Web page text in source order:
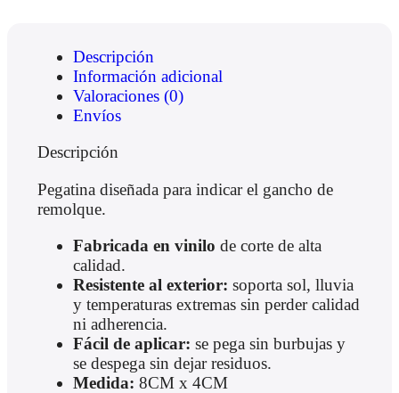
Descripción
Información adicional
Valoraciones (0)
Envíos
Descripción
Pegatina diseñada para indicar el gancho de
remolque.
Fabricada en vinilo de corte de alta
calidad.
Resistente al exterior: soporta sol, lluvia
y temperaturas extremas sin perder calidad
ni adherencia.
Fácil de aplicar: se pega sin burbujas y
se despega sin dejar residuos.
Medida: 8CM x 4CM